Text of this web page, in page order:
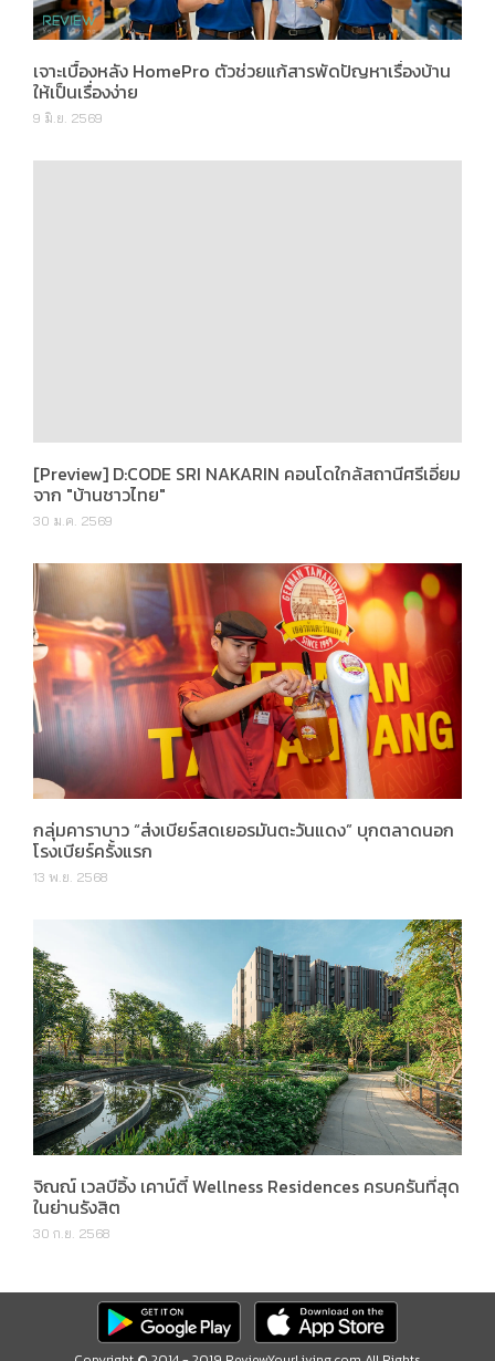
เจาะเบื้องหลัง HomePro ตัวช่วยแก้สารพัดปัญหาเรื่องบ้าน
ให้เป็นเรื่องง่าย
9 มิ.ย. 2569
[Preview] D:CODE SRI NAKARIN คอนโดใกล้สถานีศรีเอี่ยม
จาก "บ้านชาวไทย"
30 ม.ค. 2569
กลุ่มคาราบาว “ส่งเบียร์สดเยอรมันตะวันแดง” บุกตลาดนอก
โรงเบียร์ครั้งแรก
13 พ.ย. 2568
จิณณ์ เวลบีอิ้ง เคาน์ตี้ Wellness Residences ครบครันที่สุด
ในย่านรังสิต
30 ก.ย. 2568